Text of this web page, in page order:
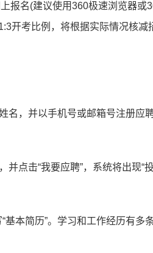
报名(建议使用360极速浏览器或
开考比例，将根据实际情况核减
名，并以手机号或邮箱号注册应
点击“我要应聘”，系统将出现“
本简历”。学习和工作经历有多